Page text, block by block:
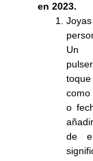
en 2023.
Joyas
Un
o
de